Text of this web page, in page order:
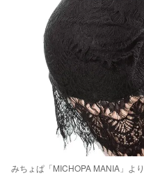
みちょぱ「MICHOPA MANIA」よ